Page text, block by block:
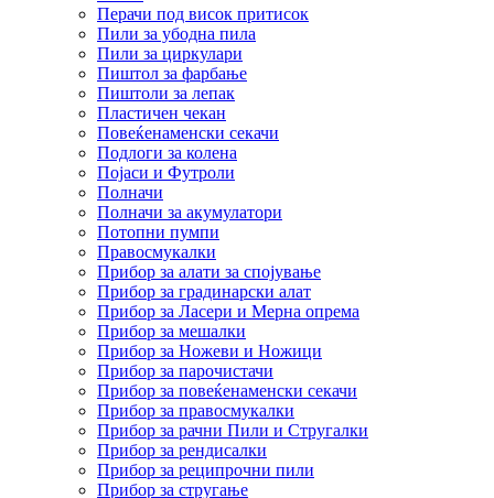
Перачи под висок притисок
Пили за убодна пила
Пили за циркулари
Пиштол за фарбање
Пиштоли за лепак
Пластичен чекан
Повеќенаменски секачи
Подлоги за колена
Појаси и Футроли
Полначи
Полначи за акумулатори
Потопни пумпи
Правосмукалки
Прибор за алати за спојување
Прибор за градинарски алат
Прибор за Ласери и Мерна опрема
Прибор за мешалки
Прибор за Ножеви и Ножици
Прибор за парочистачи
Прибор за повеќенаменски секачи
Прибор за правосмукалки
Прибор за рачни Пили и Стругалки
Прибор за рендисалки
Прибор за реципрочни пили
Прибор за стругање